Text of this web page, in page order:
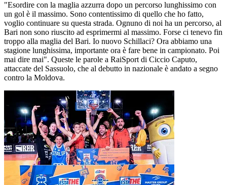
"Esordire con la maglia azzurra dopo un percorso lunghissimo con
un gol è il massimo. Sono contentissimo di quello che ho fatto,
voglio continuare su questa strada. Ognuno di noi ha un percorso, al
Bari non sono riuscito ad esprimermi al massimo. Forse ci tenevo fin
troppo alla maglia del Bari. Io nuovo Schillaci? Ora abbiamo una
stagione lunghissima, importante ora è fare bene in campionato. Poi
mai dire mai". Queste le parole a RaiSport di Ciccio Caputo,
attaccate del Sassuolo, che al debutto in nazionale è andato a segno
contro la Moldova.